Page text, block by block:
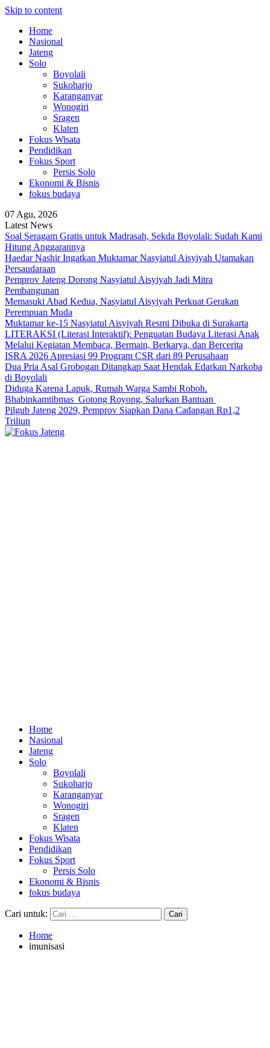
Skip to content
Home
Nasional
Jateng
Solo
Boyolali
Sukoharjo
Karanganyar
Wonogiri
Sragen
Klaten
Fokus Wisata
Pendidikan
Fokus Sport
Persis Solo
Ekonomi & Bisnis
fokus budaya
07 Agu, 2026
Latest News
Soal Seragam Gratis untuk Madrasah, Sekda Boyolali: Sudah Kami
Hitung Anggarannya
Haedar Nashir Ingatkan Muktamar Nasyiatul Aisyiyah Utamakan
Persaudaraan
Pemprov Jateng Dorong Nasyiatul Aisyiyah Jadi Mitra
Pembangunan
Memasuki Abad Kedua, Nasyiatul Aisyiyah Perkuat Gerakan
Perempuan Muda
Muktamar ke-15 Nasyiatul Aisyiyah Resmi Dibuka di Surakarta
LITERAKSI (Literasi Interaktif): Penguatan Budaya Literasi Anak
Melalui Kegiatan Membaca, Bermain, Berkarya, dan Bercerita
ISRA 2026 Apresiasi 99 Program CSR dari 89 Perusahaan
Dua Pria Asal Grobogan Ditangkap Saat Hendak Edarkan Narkoba
di Boyolali
Diduga Karena Lapuk, Rumah Warga Sambi Roboh.
Bhabinkamtibmas Gotong Royong, Salurkan Bantuan
Pilgub Jateng 2029, Pemprov Siapkan Dana Cadangan Rp1,2
Triliun
Home
Nasional
Jateng
Solo
Boyolali
Sukoharjo
Karanganyar
Wonogiri
Sragen
Klaten
Fokus Wisata
Pendidikan
Fokus Sport
Persis Solo
Ekonomi & Bisnis
fokus budaya
Cari untuk:
Home
imunisasi